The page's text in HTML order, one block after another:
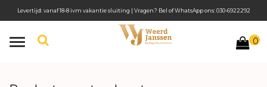
Toggle
0
Levertijd: vanaf 18-8 ivm vakantie sluiting | Vragen? Bel of WhatsApp ons: 030-6922292